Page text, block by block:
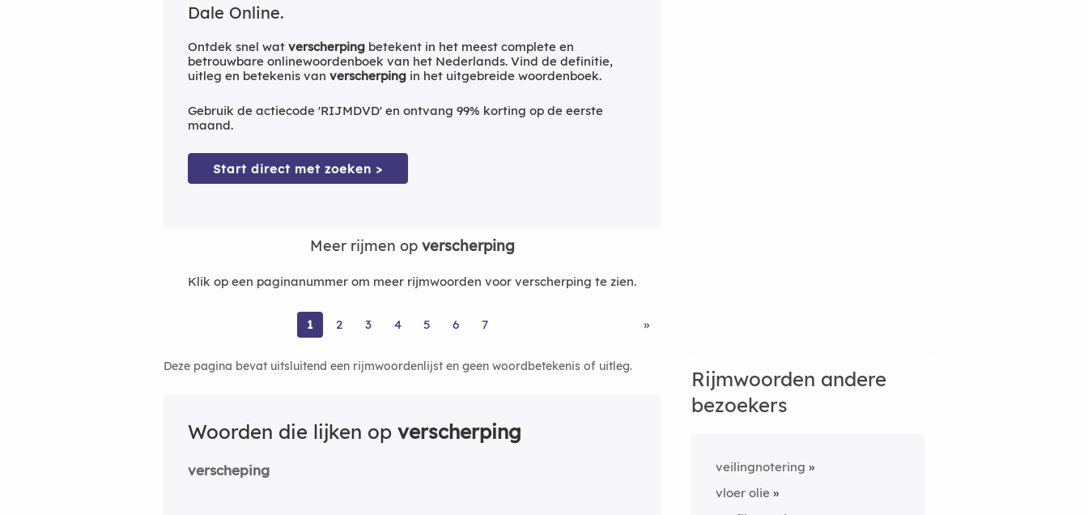
Dale Online.
Ontdek snel wat verscherping betekent in het meest complete en
betrouwbare onlinewoordenboek van het Nederlands. Vind de definitie,
uitleg en betekenis van verscherping in het uitgebreide woordenboek.
Gebruik de actiecode 'RIJMDVD' en ontvang 99% korting op de eerste
maand.
Start direct met zoeken >
Meer rijmen op verscherping
Klik op een paginanummer om meer rijmwoorden voor verscherping te zien.
1 2 3 4 5 6 7 »
Deze pagina bevat uitsluitend een rijmwoordenlijst en geen woordbetekenis of uitleg.
Woorden die lijken op verscherping
verscheping
Rijmwoorden andere
bezoekers
veilingnotering
vloer olie